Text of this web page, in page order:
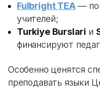
Fulbright TEA—
учителей;
Turkiye Burslari и
финансируют
Особенно ценятся
преподавать языки